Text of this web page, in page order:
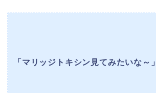
「マリッジトキシン見てみたいな～」